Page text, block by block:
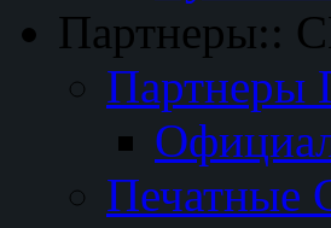
Партнеры::
Партнеры